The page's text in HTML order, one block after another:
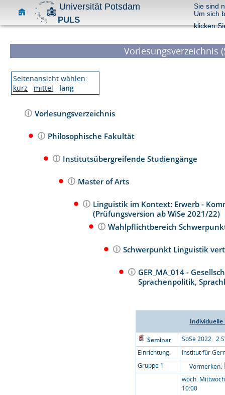
Universität Potsdam
PULS
Sie sind
Um sich
klicken
Vorlesungsverzeichnis
Seitenansicht wählen:
kurz
mittel lang
Vorlesungsverzeichnis
Philosophische Fakultät
Institutsübergreifende Studiengänge
Master of Arts
Linguistik im Kontext: Erwerb -
(Prüfungsversion ab WiSe 2021/22)
Wahlpflichtbereich
Schwerpunkt Linguistik
GER_MA_014 -
Sprachenpolitik,
Seminar
SoSe 2022 2
Einrichtung:
Institut für
Gruppe 1
Vormerken:
wöch.
10:00